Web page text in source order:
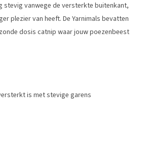
stevig vanwege de versterkte buitenkant,
plezier van heeft. De Yarnimals bevatten
dosis catnip waar jouw poezenbeest
is met stevige garens